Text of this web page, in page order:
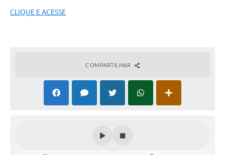
CLIQUE E ACESSE
COMPARTILHAR